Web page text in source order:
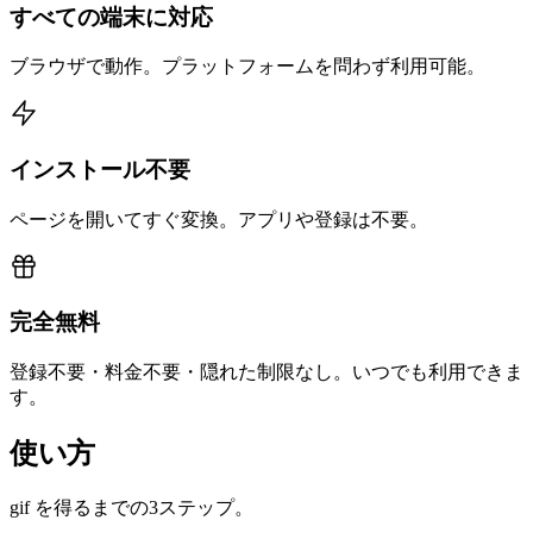
すべての端末に対応
ブラウザで動作。プラットフォームを問わず利用可能。
インストール不要
ページを開いてすぐ変換。アプリや登録は不要。
完全無料
登録不要・料金不要・隠れた制限なし。いつでも利用できま
す。
使い方
gif を得るまでの3ステップ。